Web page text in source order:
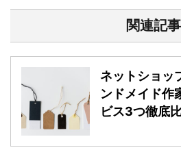
関連記事
ネットショッ
ンドメイド作
ビス3つ徹底比